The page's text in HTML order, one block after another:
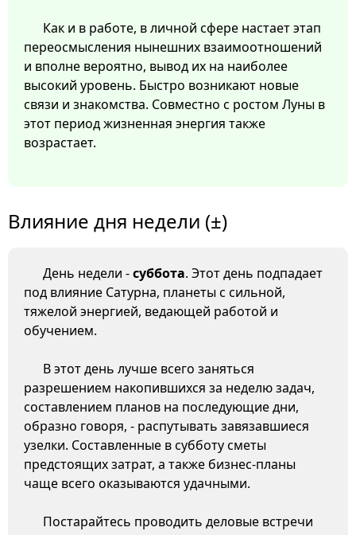
Как и в работе, в личной сфере настает этап
переосмысления нынешних взаимоотношений
и вполне вероятно, вывод их на наиболее
высокий уровень. Быстро возникают новые
связи и знакомства. Совместно с ростом Луны в
этот период жизненная энергия также
возрастает.
Влияние дня недели (±)
День недели -суббота. Этот день подпадает
под влияние Сатурна, планеты с сильной,
тяжелой энергией, ведающей работой и
обучением.
В этот день лучше всего заняться
разрешением накопившихся за неделю задач,
составлением планов на последующие дни,
образно говоря, - распутывать завязавшиеся
узелки. Составленные в субботу сметы
предстоящих затрат, а также бизнес-планы
чаще всего оказываются удачными.
Постарайтесь проводить деловые встречи